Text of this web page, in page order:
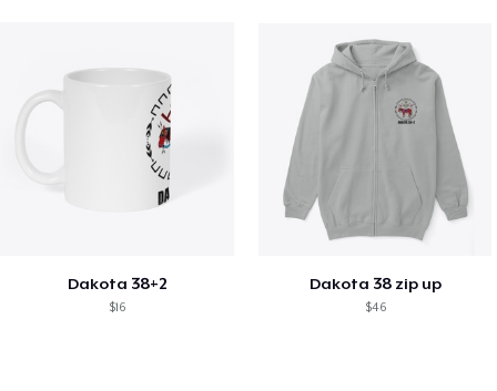
Dakota 38+2
$16
Dakota 38 zip up
$46